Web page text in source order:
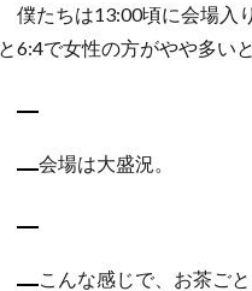
僕たちは13:00頃に会場入
と6:4で女性の方がやや多い
会場は大盛況。
こんな感じで、お茶ご